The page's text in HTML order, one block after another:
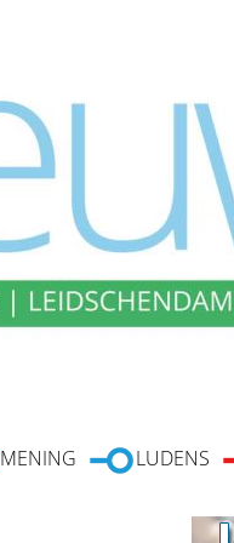
MENING LUDENS